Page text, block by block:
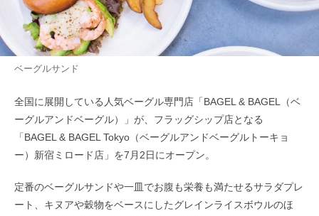
ベーグルサンド
全国に展開している人気ベーグル専門店「BAGEL & BAGEL（ベ
ーグルアンドベーグル）」が、フラッグシップ店となる
「BAGEL & BAGEL Tokyo（ベーグルアンドベーグルトーキョ
ー）新宿ミロード店」を7月2日にオープン。
定番のベーグルサンドや一皿でお腹も栄養も満たせるサラダプレ
ート、キヌアや穀物をベースにしたグレインライスボウルのほ